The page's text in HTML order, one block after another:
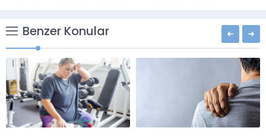
Benzer Konular